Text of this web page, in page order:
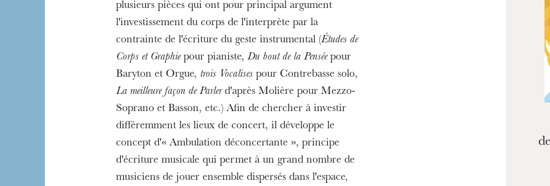
plusieurs pièces qui ont pour principal argument
l'investissement du corps de l'interprète par la
contrainte de l'écriture du geste instrumental (Études de
Corps et Graphiepour pianiste,Du bout de la Penséepour
Baryton et Orgue, trois Vocalisespour Contrebasse solo,
La meilleure façon de Parlerd'après Molière pour Mezzo-
Soprano et Basson, etc.) Afin de chercher à investir
différemment les lieux de concert, il développe le
concept d'« Ambulation déconcertante », principe
d'écriture musicale qui permet à un grand nombre de
musiciens de jouer ensemble dispersés dans l'espace,